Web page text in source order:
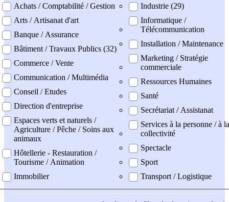
professionel
Achats / Comptabilité / Gestion
Arts / Artisanat d'art
Banque / Assurance
Bâtiment / Travaux Publics (32)
Commerce / Vente
Communication / Multimédia
Conseil / Etudes
Direction d'entreprise
Espaces verts et naturels /
Agriculture / Pêche / Soins aux
animaux
Hôtellerie - Restauration /
Tourisme / Animation
Immobilier
Industrie (29)
Informatique /
Télécommunication
Installation / Maintenance
Marketing / Stratégie
commerciale
Ressources Humaines
Santé
Secrétariat / Assistanat
Services à la personne / à la
collectivité
Spectacle
Sport
Transport / Logistique